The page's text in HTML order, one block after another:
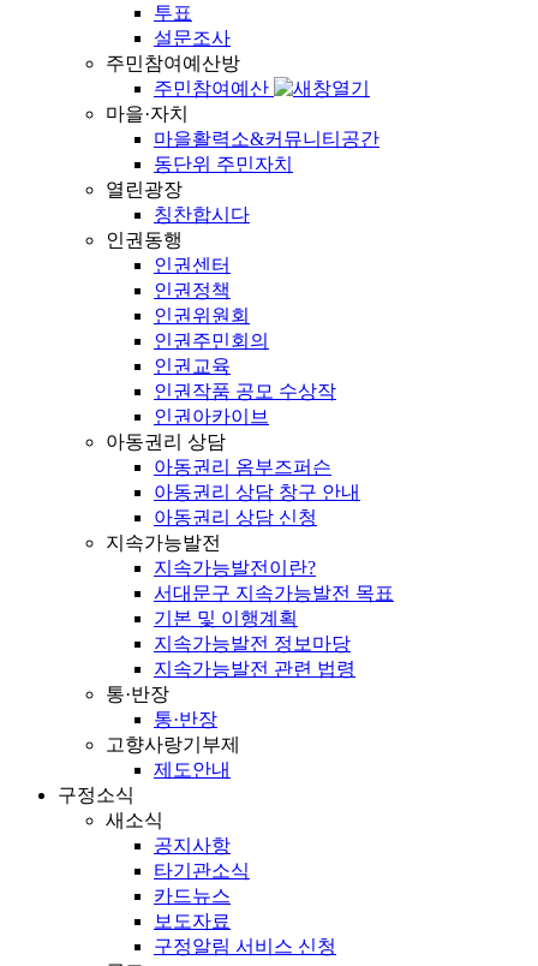
투표
설문조사
주민참여예산방
주민참여예산
마을·자치
마을활력소&커뮤니티공간
동단위 주민자치
열린광장
칭찬합시다
인권동행
인권센터
인권정책
인권위원회
인권주민회의
인권교육
인권작품 공모 수상작
인권아카이브
아동권리 상담
아동권리 옴부즈퍼슨
아동권리 상담 창구 안내
아동권리 상담 신청
지속가능발전
지속가능발전이란?
서대문구 지속가능발전 목표
기본 및 이행계획
지속가능발전 정보마당
지속가능발전 관련 법령
통·반장
통·반장
고향사랑기부제
제도안내
구정소식
새소식
공지사항
타기관소식
카드뉴스
보도자료
구정알림 서비스 신청